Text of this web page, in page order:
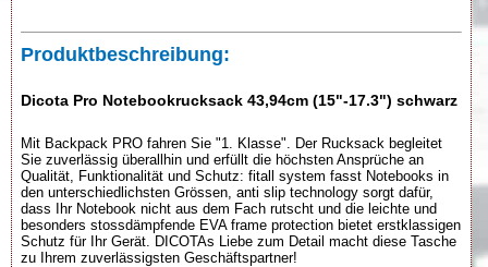
Produktbeschreibung:
Dicota Pro Notebookrucksack 43,94cm (15"-17.3") schwarz
Mit Backpack PRO fahren Sie "1. Klasse". Der Rucksack begleitet
Sie zuverlässig überallhin und erfüllt die höchsten Ansprüche an
Qualität, Funktionalität und Schutz: fitall system fasst Notebooks in
den unterschiedlichsten Grössen, anti slip technology sorgt dafür,
dass Ihr Notebook nicht aus dem Fach rutscht und die leichte und
besonders stossdämpfende EVA frame protection bietet erstklassigen
Schutz für Ihr Gerät. DICOTAs Liebe zum Detail macht diese Tasche
zu Ihrem zuverlässigsten Geschäftspartner!